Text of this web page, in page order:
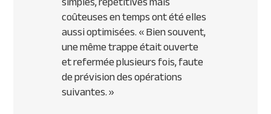
coûteuses en temps ont été elles
aussi optimisées.« Bien souvent,
une même trappe était ouverte
et refermée plusieurs fois, faute
de prévision des opérations
suivantes. »